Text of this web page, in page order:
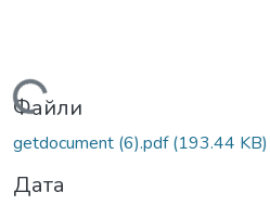
Вантажиться...
Файли
getdocument (6).pdf(193.44 KB)
Дата